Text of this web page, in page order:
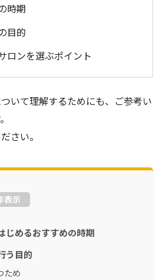
時期
目的
ロンを選ぶポイント
いて理解するためにも、ご参考い
さい。
表示
じめるおすすめの時期
う目的
ため